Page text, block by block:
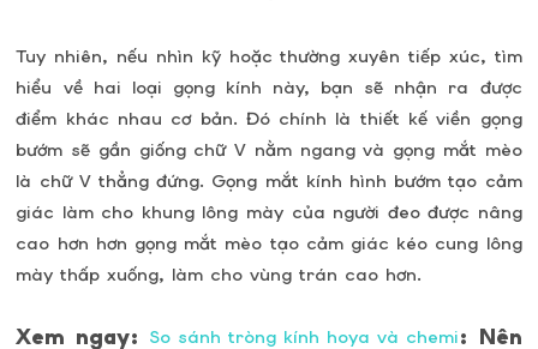
Tuy nhiên, nếu nhìn kỹ hoặc thường xuyên tiếp xúc, tìm
hiểu về hai loại gọng kính này, bạn sẽ nhận ra được
điểm khác nhau cơ bản. Đó chính là thiết kế viền gọng
bướm sẽ gần giống chữ V nằm ngang và gọng mắt mèo
là chữ V thẳng đứng. Gọng mắt kính hình bướm tạo cảm
giác làm cho khung lông mày của người đeo được nâng
cao hơn hơn gọng mắt mèo tạo cảm giác kéo cung lông
mày thấp xuống, làm cho vùng trán cao hơn.
Xem ngay: So sánh tròng kính hoya và chemi: Nên